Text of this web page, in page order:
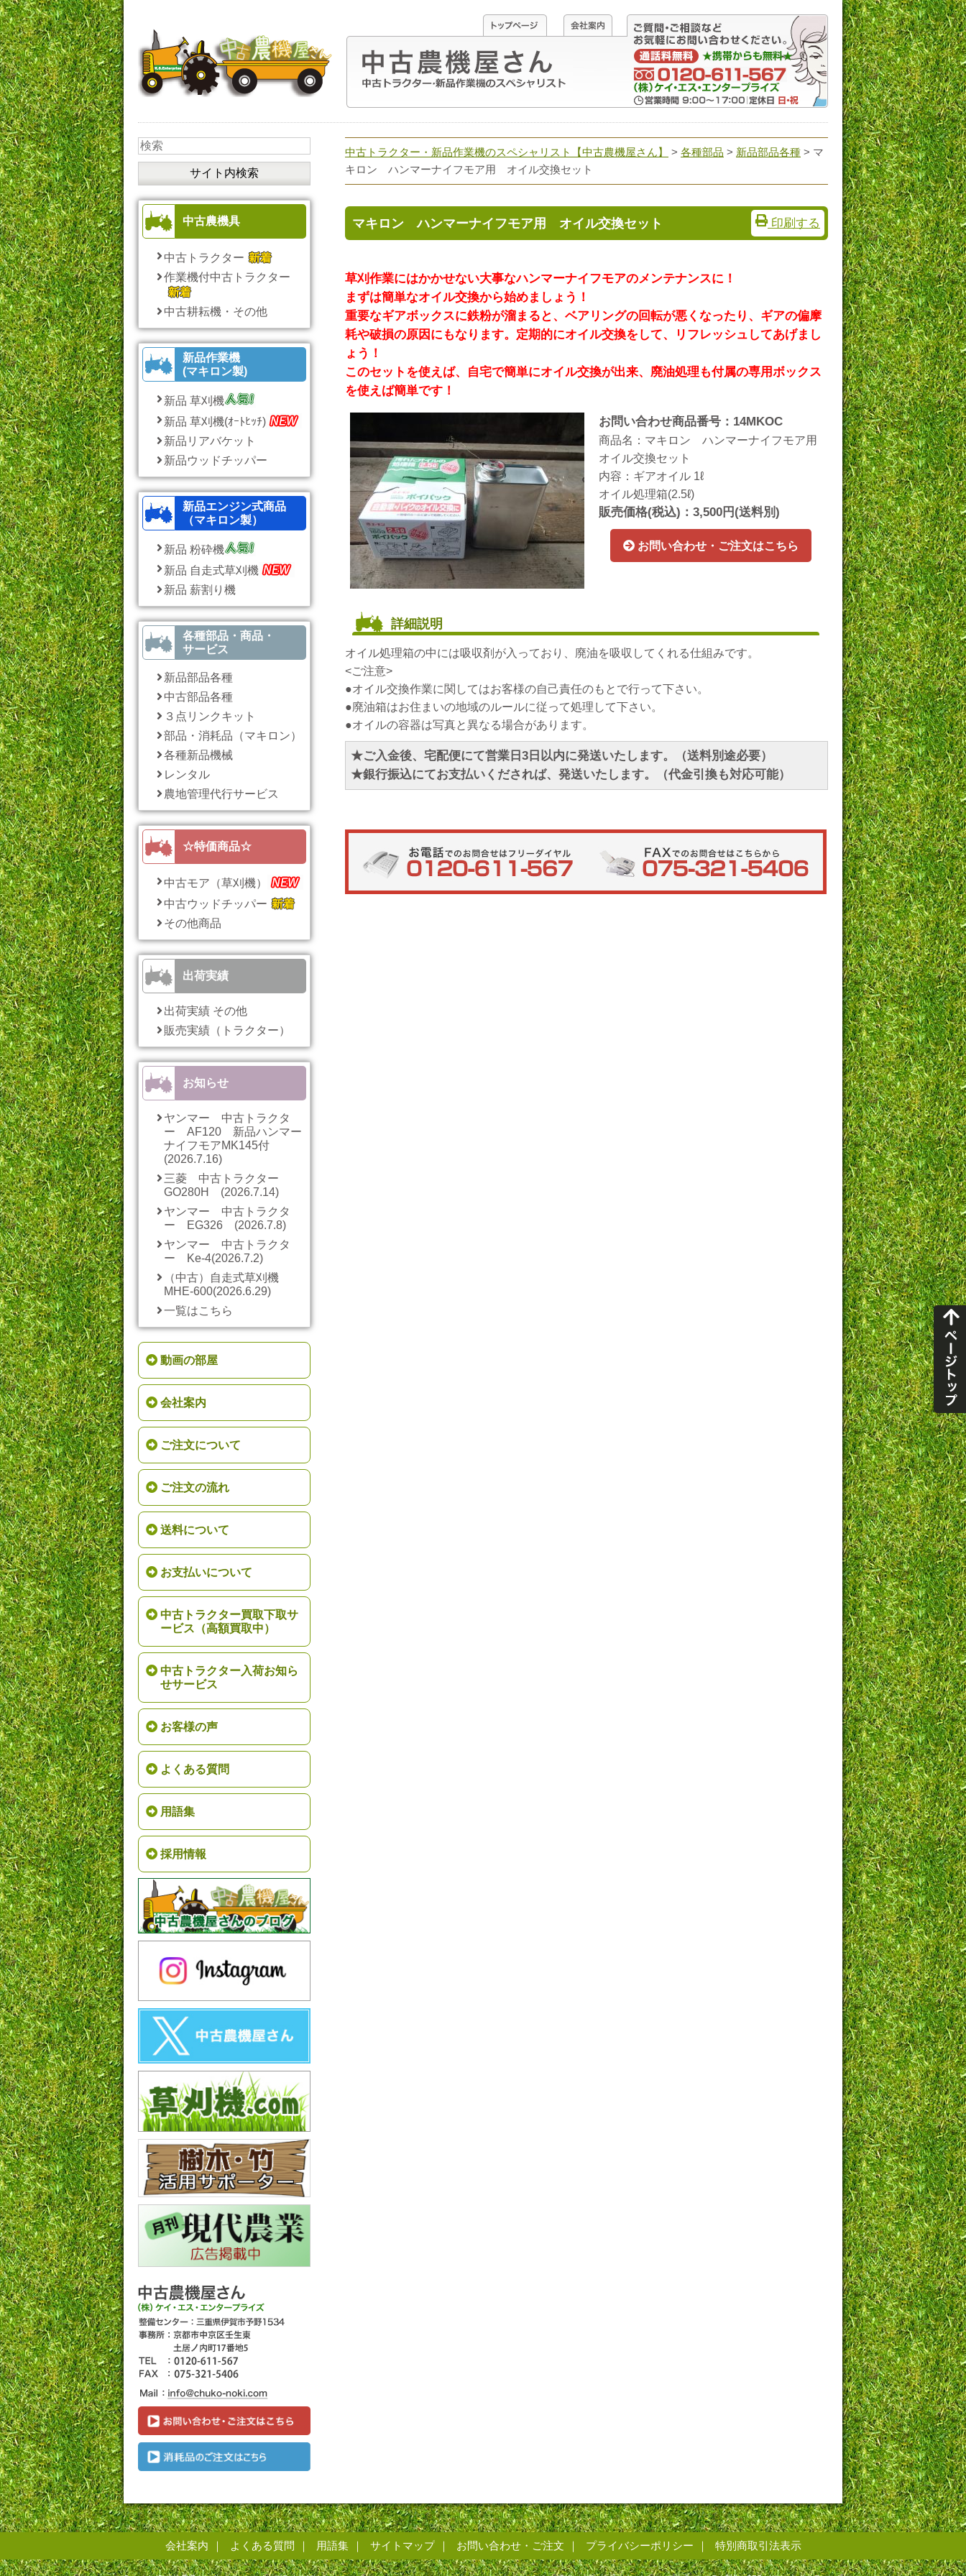
中古農機具
中古トラクター
作業機付中古トラクター
中古耕耘機・その他
新品作業機
(マキロン製)
新品 草刈機
新品 草刈機(ｵｰﾄﾋｯﾁ)
新品リアバケット
新品ウッドチッパー
新品エンジン式商品
（マキロン製）
新品 粉砕機
新品 自走式草刈機
新品 薪割り機
各種部品・商品・
サービス
新品部品各種
中古部品各種
３点リンクキット
部品・消耗品（マキロン）
各種新品機械
レンタル
農地管理代行サービス
☆特価商品☆
中古モア（草刈機）
中古ウッドチッパー
その他商品
出荷実績
出荷実績 その他
販売実績（トラクター）
お知らせ
ヤンマー 中古トラクタ
ー AF120 新品ハンマー
ナイフモアMK145付
(2026.7.16)
三菱 中古トラクター
GO280H (2026.7.14)
ヤンマー 中古トラクタ
ー EG326 (2026.7.8)
ヤンマー 中古トラクタ
ー Ke-4(2026.7.2)
（中古）自走式草刈機
MHE-600(2026.6.29)
一覧はこちら
動画の部屋
会社案内
ご注文について
ご注文の流れ
送料について
お支払いについて
中古トラクター買取下取サ
ービス（高額買取中）
中古トラクター入荷お知ら
せサービス
お客様の声
よくある質問
用語集
採用情報
中古トラクター・新品作業機のスペシャリスト【中古農機屋さん】 > 各種部品 > 新品部品各種 > マ
キロン ハンマーナイフモア用 オイル交換セット
マキロン ハンマーナイフモア用 オイル交換セット 印刷する
草刈作業にはかかせない大事なハンマーナイフモアのメンテナンスに！
まずは簡単なオイル交換から始めましょう！
重要なギアボックスに鉄粉が溜まると、ベアリングの回転が悪くなったり、ギアの偏摩
耗や破損の原因にもなります。定期的にオイル交換をして、リフレッシュしてあげまし
ょう！
このセットを使えば、自宅で簡単にオイル交換が出来、廃油処理も付属の専用ボックス
を使えば簡単です！
お問い合わせ商品番号：14MKOC
商品名：マキロン ハンマーナイフモア用
オイル交換セット
内容：ギアオイル 1ℓ
オイル処理箱(2.5ℓ)
販売価格(税込)：3,500円(送料別)
お問い合わせ・ご注文はこちら
詳細説明
オイル処理箱の中には吸収剤が入っており、廃油を吸収してくれる仕組みです。
<ご注意>
●オイル交換作業に関してはお客様の自己責任のもとで行って下さい。
●廃油箱はお住まいの地域のルールに従って処理して下さい。
●オイルの容器は写真と異なる場合があります。
★ご入金後、宅配便にて営業日3日以内に発送いたします。（送料別途必要）
★銀行振込にてお支払いくだされば、発送いたします。（代金引換も対応可能）
会社案内 よくある質問 用語集 サイトマップ お問い合わせ・ご注文 プライバシーポリシー 特別商取引法表示